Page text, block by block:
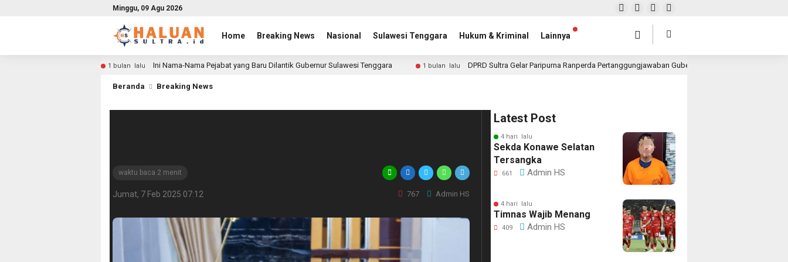
Minggu, 09 Agu 2026
Home Breaking News Nasional Sulawesi Tenggara Hukum & Kriminal Lainnya
1 bulan lalu Ini Nama-Nama Pejabat yang Baru Dilantik Gubernur Sulawesi Tenggara 1 bulan lalu DPRD Sultra Gelar Paripurna Ranperda Pertanggungjawaban Gubernur 2025, Realisasi APBD
Beranda Breaking News
waktu baca 2 menit
Jumat, 7 Feb 2025 07:12 767 Admin HS
Latest Post
4 hari lalu
Sekda Konawe Selatan
Tersangka
661 Admin HS
4 hari lalu
Timnas Wajib Menang
409 Admin HS